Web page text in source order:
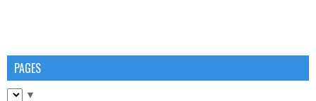
PAGES
▼